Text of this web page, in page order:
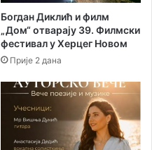
Богдан Диклић и филм
„Дом“ отварају 39. Филмски
фестивал у Херцег Новом
Прије 2 дана